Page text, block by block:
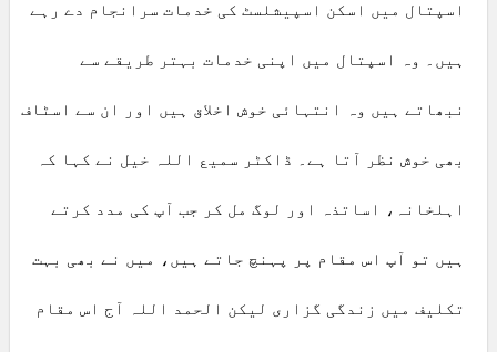
اسپتال میں اسکن اسپیشلسٹ کی خدمات سرانجام دے رہے
ہیں۔ وہ اسپتال میں اپنی خدمات بہتر طریقے سے
نبھاتے ہیں وہ انتہائی خوش اخلاق ہیں اور ان سے اسٹاف
بھی خوش نظر آتا ہے۔ ڈاکٹر سمیع اللہ خیل نے کہا کہ
اہلخانہ، اساتذہ اور لوگ مل کر جب آپ کی مدد کرتے
ہیں تو آپ اس مقام پر پہنچ جاتے ہیں، میں نے بھی بہت
تکلیف میں زندگی گزاری لیکن الحمد اللہ آج اس مقام